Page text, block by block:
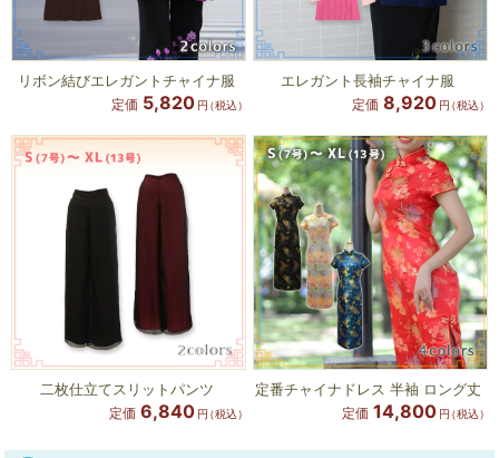
リボン結びエレガントチャイナ服
定価 5,820円（税込）
エレガント長袖チャイナ服
定価 8,920円（税込）
二枚仕立てスリットパンツ
定価 6,840円（税込）
定番チャイナドレス 半袖 ロング丈
定価 14,800円（税込）